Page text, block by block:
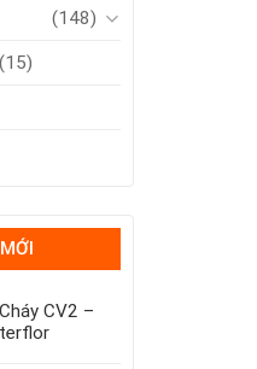
(148)
(15)
CV2 –